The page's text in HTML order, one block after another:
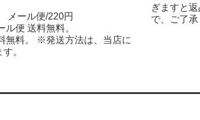
ール便/220円
便 送料無料。
無料。 ※発送方法は、当店に
。
ぎますと
で、ご了